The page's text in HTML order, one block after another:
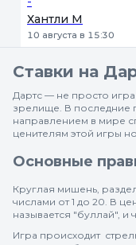
Хантли М
10 августа в 15:30
Ставки на
Дартс — не просто игра
зрелище. В последние
направлением в мире
ценителям этой игры
Основные
Круглая мишень,
числами от 1 до 20. В
называется "буллай", и
Игра происходит